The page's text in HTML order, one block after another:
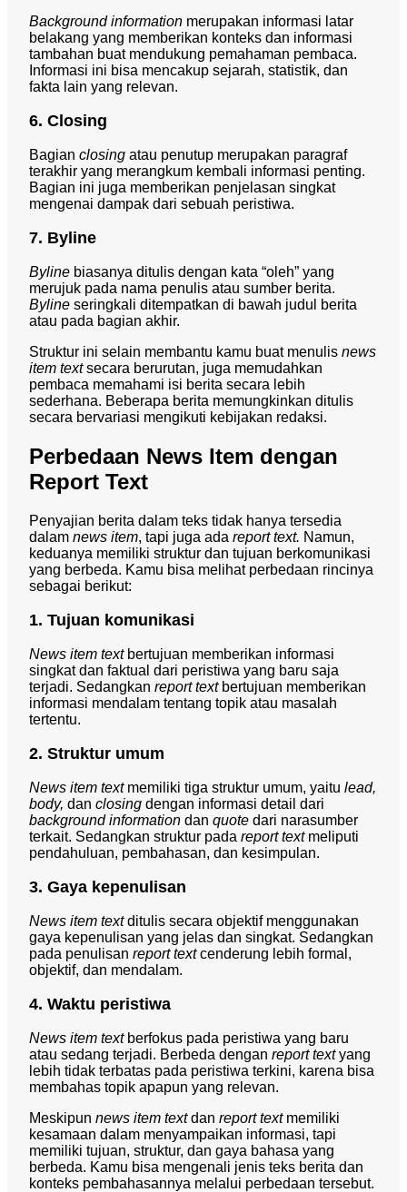
Background information merupakan informasi latar
belakang yang memberikan konteks dan informasi
tambahan buat mendukung pemahaman pembaca.
Informasi ini bisa mencakup sejarah, statistik, dan
fakta lain yang relevan.
6. Closing
Bagian closing atau penutup merupakan paragraf
terakhir yang merangkum kembali informasi penting.
Bagian ini juga memberikan penjelasan singkat
mengenai dampak dari sebuah peristiwa.
7. Byline
Byline biasanya ditulis dengan kata “oleh” yang
merujuk pada nama penulis atau sumber berita.
Byline seringkali ditempatkan di bawah judul berita
atau pada bagian akhir.
Struktur ini selain membantu kamu buat menulis news
item textsecara berurutan, juga memudahkan
pembaca memahami isi berita secara lebih
sederhana. Beberapa berita memungkinkan ditulis
secara bervariasi mengikuti kebijakan redaksi.
Perbedaan News Item dengan
Report Text
Penyajian berita dalam teks tidak hanya tersedia
dalam news item, tapi juga ada report text. Namun,
keduanya memiliki struktur dan tujuan berkomunikasi
yang berbeda. Kamu bisa melihat perbedaan rincinya
sebagai berikut:
1. Tujuan komunikasi
News item text bertujuan memberikan informasi
singkat dan faktual dari peristiwa yang baru saja
terjadi. Sedangkan report text bertujuan memberikan
informasi mendalam tentang topik atau masalah
tertentu.
2. Struktur umum
News item text memiliki tiga struktur umum, yaitu lead,
body, dan closing dengan informasi detail dari
background information dan quote dari narasumber
terkait. Sedangkan struktur pada report text meliputi
pendahuluan, pembahasan, dan kesimpulan.
3. Gaya kepenulisan
News item textditulis secara objektif menggunakan
gaya kepenulisan yang jelas dan singkat. Sedangkan
pada penulisan report textcenderung lebih formal,
objektif, dan mendalam.
4. Waktu peristiwa
News item text berfokus pada peristiwa yang baru
atau sedang terjadi. Berbeda dengan report textyang
lebih tidak terbatas pada peristiwa terkini, karena bisa
membahas topik apapun yang relevan.
Meskipun news item textdan report text memiliki
kesamaan dalam menyampaikan informasi, tapi
memiliki tujuan, struktur, dan gaya bahasa yang
berbeda. Kamu bisa mengenali jenis teks berita dan
konteks pembahasannya melalui perbedaan tersebut.